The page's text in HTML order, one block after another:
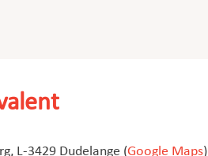
L-3429 Dudelange (Google Maps)